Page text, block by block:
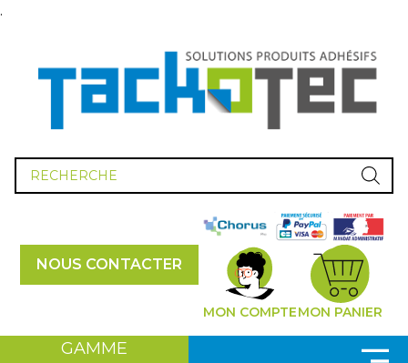
.
Recherche
de
produits
NOUS CONTACTER
MON COMPTEMON PANIER
GAMME